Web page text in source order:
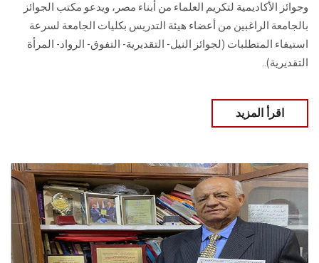
وجوائز الأكاديمية ‏لتكريم العلماء من أبناء مصر، ويدعو مكتب الجوائز
بالجامعة الراغبين من أعضاء هيئة التدريس بكليات الجامعة لسرعة
‏استيفاء المتطلبات (لجوائز النيل- التقديرية- التفوق- الرواد- المرأة
التقديرية)..
اقرأ المزيد